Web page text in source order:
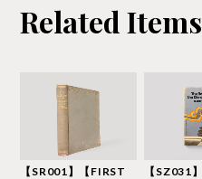
Related Items
【SR001】【FIRST
【SZ031】